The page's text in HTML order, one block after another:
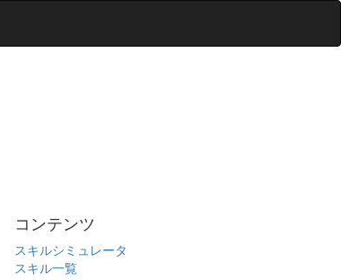
コンテンツ
スキルシミュレータ
スキル一覧